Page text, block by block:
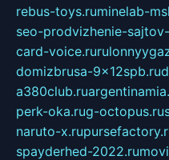
rebus-toys.ruminelab-
seo-prodvizhenie-
card-voice.ru
domizbrusa-9x12spb.ru
a380club.ru
perk-oka.rug-octopus.ru
naruto-x.ru
spayderhed-2022.ru